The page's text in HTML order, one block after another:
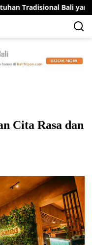
Bali yang
Cita Rasa dan